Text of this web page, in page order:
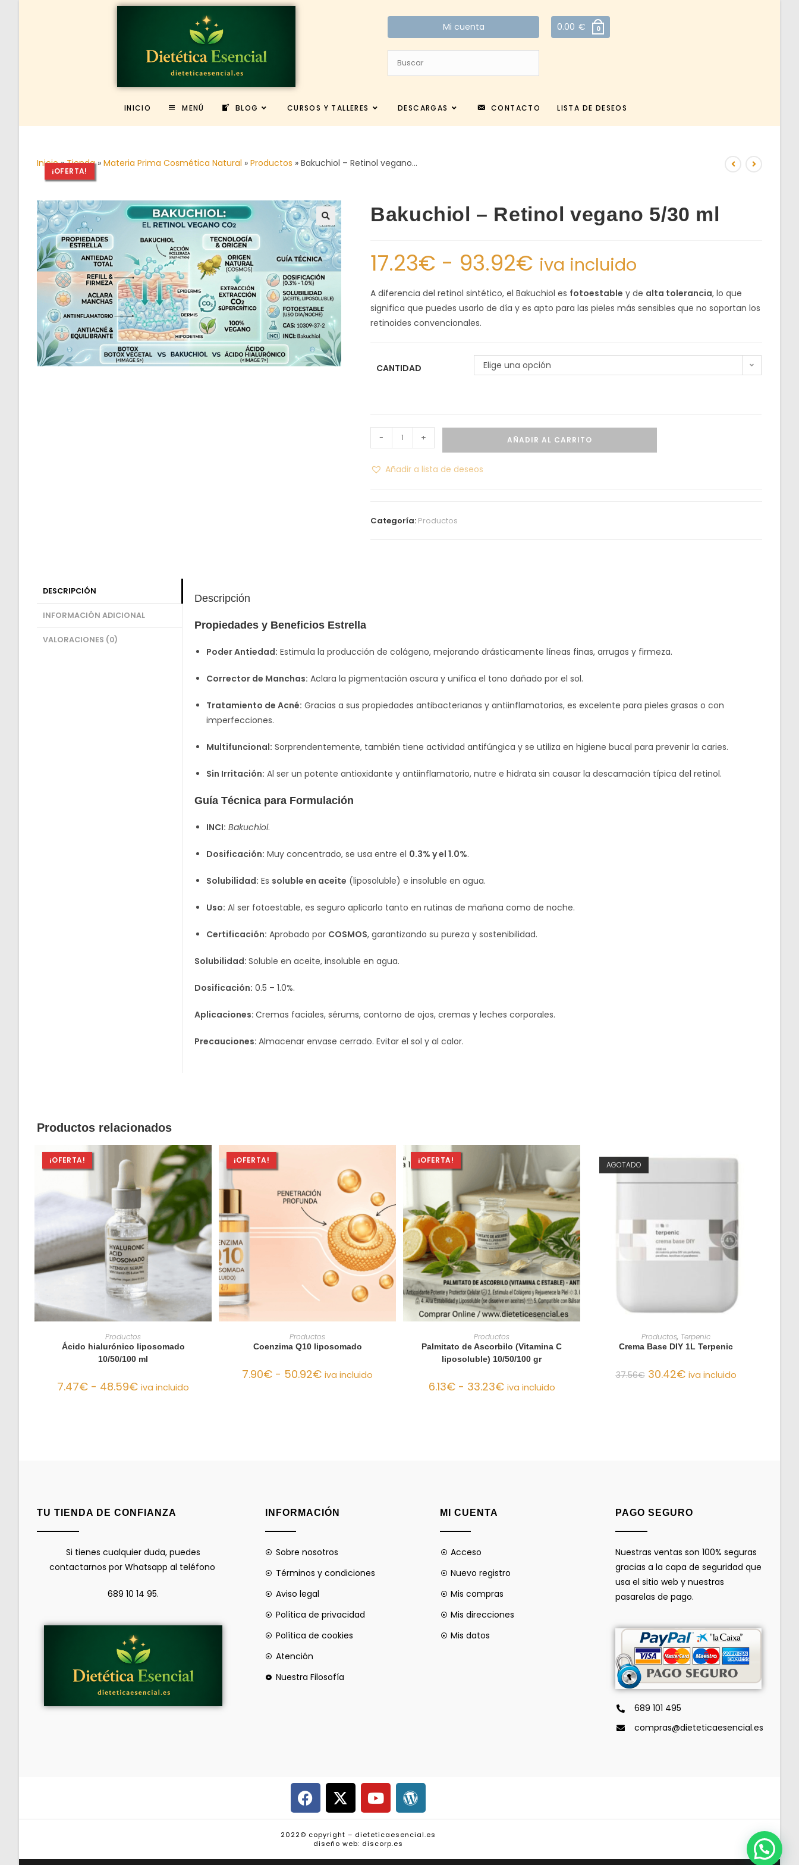
Mi cuenta 0.00 € 0
INICIO MENÚ BLOG CURSOS Y TALLERES DESCARGAS CONTACTO LISTA DE DESEOS
Inicio»Tienda» Materia Prima Cosmética Natural » Productos » Bakuchiol – Retinol vegano…
¡OFERTA!
Bakuchiol – Retinol vegano 5/30 ml
17.23€ - 93.92€ iva incluido
A diferencia del retinol sintético, el Bakuchiol es fotoestable y de alta tolerancia, lo que
significa que puedes usarlo de día y es apto para las pieles más sensibles que no soportan los
retinoides convencionales.
CANTIDAD Elige una opción
- + AÑADIR AL CARRITO
Añadir a lista de deseos
Categoría: Productos
DESCRIPCIÓN
INFORMACIÓN ADICIONAL
VALORACIONES (0)
Descripción
Propiedades y Beneficios Estrella
Poder Antiedad: Estimula la producción de colágeno, mejorando drásticamente líneas finas, arrugas y firmeza.
Corrector de Manchas: Aclara la pigmentación oscura y unifica el tono dañado por el sol.
Tratamiento de Acné: Gracias a sus propiedades antibacterianas y antiinflamatorias, es excelente para pieles grasas o con
imperfecciones.
Multifuncional: Sorprendentemente, también tiene actividad antifúngica y se utiliza en higiene bucal para prevenir la caries.
Sin Irritación: Al ser un potente antioxidante y antiinflamatorio, nutre e hidrata sin causar la descamación típica del retinol.
Guía Técnica para Formulación
INCI: Bakuchiol.
Dosificación: Muy concentrado, se usa entre el 0.3% y el 1.0%.
Solubilidad: Es soluble en aceite (liposoluble) e insoluble en agua.
Uso: Al ser fotoestable, es seguro aplicarlo tanto en rutinas de mañana como de noche.
Certificación: Aprobado por COSMOS, garantizando su pureza y sostenibilidad.
Solubilidad: Soluble en aceite, insoluble en agua.
Dosificación: 0.5 – 1.0%.
Aplicaciones: Cremas faciales, sérums, contorno de ojos, cremas y leches corporales.
Precauciones: Almacenar envase cerrado. Evitar el sol y al calor.
Productos relacionados
¡OFERTA!
SELECCIONAR OPCIONES
Productos
Ácido hialurónico liposomado
10/50/100 ml
7.47€ - 48.59€ iva incluido
¡OFERTA!
SELECCIONAR OPCIONES
Productos
Coenzima Q10 liposomado
7.90€ - 50.92€ iva incluido
¡OFERTA!
SELECCIONAR OPCIONES
Productos
Palmitato de Ascorbilo (Vitamina C
liposoluble) 10/50/100 gr
6.13€ - 33.23€ iva incluido
AGOTADO
LEER MÁS
Productos, Terpenic
Crema Base DIY 1L Terpenic
37.56€ 30.42€ iva incluido
TU TIENDA DE CONFIANZA
Si tienes cualquier duda, puedes
contactarnos por Whatsapp al teléfono
689 10 14 95.
INFORMACIÓN
Sobre nosotros
Términos y condiciones
Aviso legal
Política de privacidad
Política de cookies
Atención
Nuestra Filosofía
MI CUENTA
Acceso
Nuevo registro
Mis compras
Mis direcciones
Mis datos
PAGO SEGURO
Nuestras ventas son 100% seguras
gracias a la capa de seguridad que
usa el sitio web y nuestras
pasarelas de pago.
689 101 495
compras@dieteticaesencial.es
2022© copyright – dieteticaesencial.es
diseño web: discorp.es